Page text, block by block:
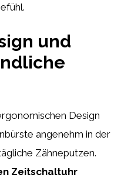
und
Design
angenehm in der
Zähneputzen.
Zeitschaltuhr